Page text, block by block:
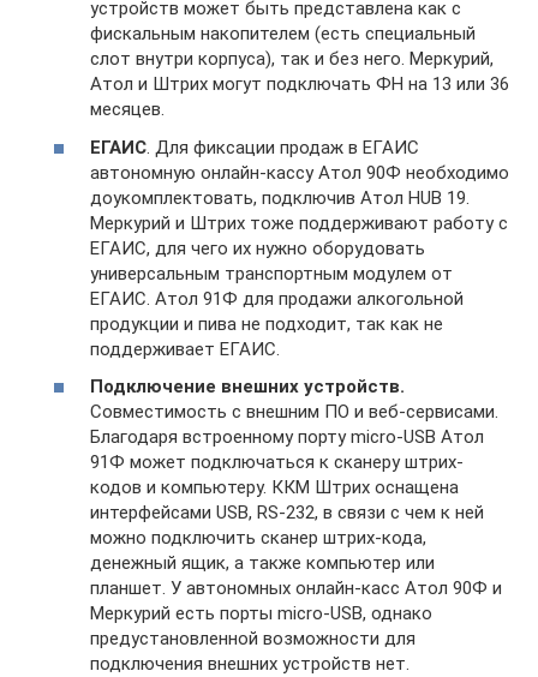
устройств может быть представлена как с
фискальным накопителем (есть специальный
слот внутри корпуса), так и без него. Меркурий,
Атол и Штрих могут подключать ФН на 13 или 36
месяцев.
ЕГАИС. Для фиксации продаж в ЕГАИС
автономную онлайн-кассу Атол 90Ф необходимо
доукомплектовать, подключив Атол HUB 19.
Меркурий и Штрих тоже поддерживают работу с
ЕГАИС, для чего их нужно оборудовать
универсальным транспортным модулем от
ЕГАИС. Атол 91Ф для продажи алкогольной
продукции и пива не подходит, так как не
поддерживает ЕГАИС.
Подключение внешних устройств.
Совместимость с внешним ПО и веб-сервисами.
Благодаря встроенному порту micro-USB Атол
91Ф может подключаться к сканеру штрих-
кодов и компьютеру. ККМ Штрих оснащена
интерфейсами USB, RS-232, в связи с чем к ней
можно подключить сканер штрих-кода,
денежный ящик, а также компьютер или
планшет. У автономных онлайн-касс Атол 90Ф и
Меркурий есть порты micro-USB, однако
предустановленной возможности для
подключения внешних устройств нет.